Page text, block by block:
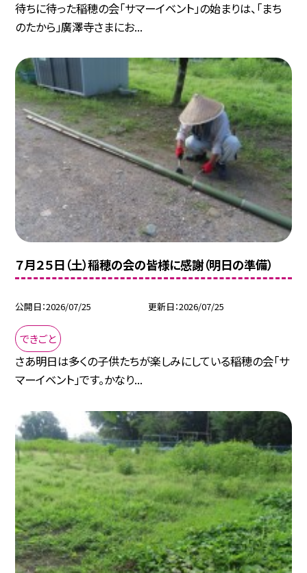
待ちに待った稲穂の会「サマーイベント」の始まりは、「まち
のたから」廣澤寺さまにお...
７月２５日（土）稲穂の会の皆様に感謝（明日の準備）
公開日 2026/07/25 更新日 2026/07/25
できごと
さあ明日は多くの子供たちが楽しみにしている稲穂の会「サ
マーイベント」です。かなり...